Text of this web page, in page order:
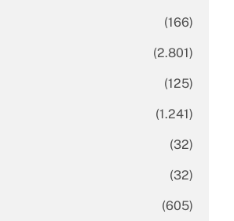
(166)
(2.801)
(125)
(1.241)
(32)
(32)
(605)